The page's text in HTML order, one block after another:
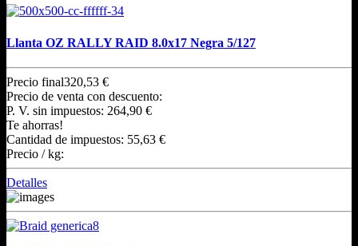
Llanta OZ RALLY RAID 8.0x17 Negra 5/127
Precio final320,53 €
Precio de venta con descuento:
P. V. sin impuestos: 264,90 €
Te ahorras!
Cantidad de impuestos: 55,63 €
Precio / kg:
Detalles